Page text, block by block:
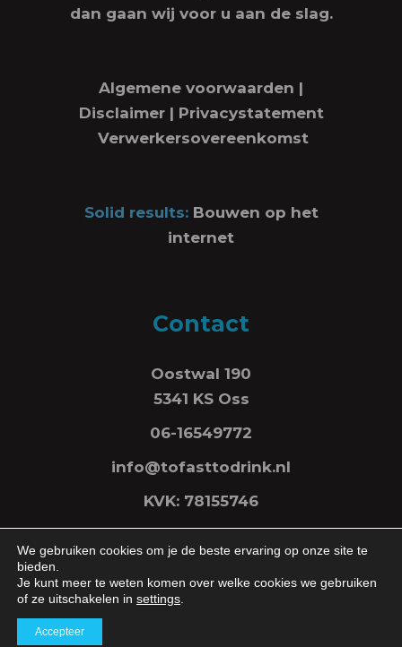
dan gaan wij voor u aan de slag.
Algemene voorwaarden |
Disclaimer| Privacystatement
Verwerkersovereenkomst
Solid results: Bouwen op het
internet
Contact
Oostwal 190
5341 KS Oss
06-16549772
info@tofasttodrink.nl
KVK: 78155746
We gebruiken cookies om je de beste ervaring op onze site te
bieden.
Je kunt meer te weten komen over welke cookies we gebruiken
of ze uitschakelen in settings
Accepteer